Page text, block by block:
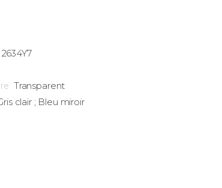
Transparent
clair ; Bleu miroir